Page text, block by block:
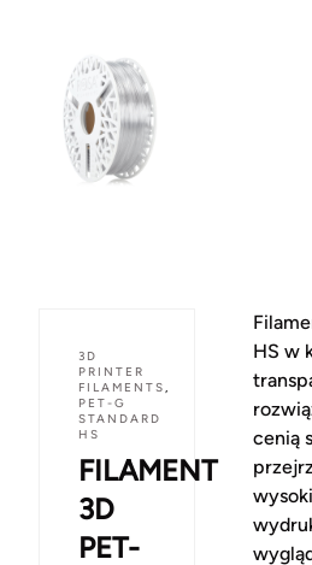
3D
PRINTER
FILAMENTS,
PET-G
STANDARD
HS
FILAMENT
3D
PET-
HS w
cenią